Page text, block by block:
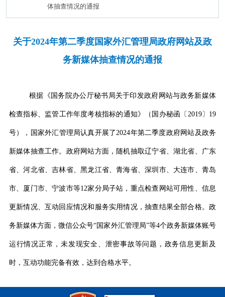
体抽查情况的通报
关于2024年第二季度国家外汇管理局政府网站及政
务新媒体抽查情况的通报
根据《国务院办公厅秘书局关于印发政府网站与政务新媒体
检查指标、监管工作年度考核指标的通知》（国办秘函 〔2019〕19
号），国家外汇管理局认真开展了 2024年第二季度政府网站及政务
新媒体抽查工作。政府网站方面，随机抽取辽宁省、湖北省、广东
省、河北省、吉林省、黑龙江省、青海省、深圳市、大连市、青岛
市、厦门市、宁波市等12家分局子站，重点检查网站可用性、信息
更新情况、互动回应情况和服务实用情况，抽查结果全部合格。政
务新媒体方面，微信公众号“ 国家外汇管理局”等4个政务新媒体账号
运行情况正常，未发现安全、泄密事故等问题，政务信息更新及
时，互动功能完备有效，达到合格水平。